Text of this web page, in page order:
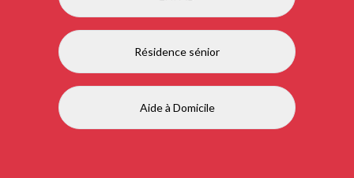
Résidence sénior
Aide à Domicile